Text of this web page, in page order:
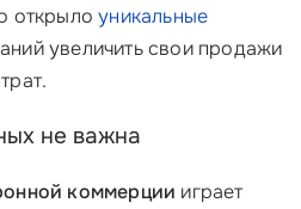
открылоуникальные
увеличить свои продажи
не важна
коммерции играет